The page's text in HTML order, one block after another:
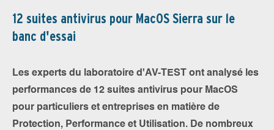
12 suites antivirus pour MacOS Sierra sur le
banc d'essai
Les experts du laboratoire d'AV-TEST ont analysé les
performances de 12 suites antivirus pour MacOS
pour particuliers et entreprises en matière de
Protection, Performance et Utilisation. De nombreux